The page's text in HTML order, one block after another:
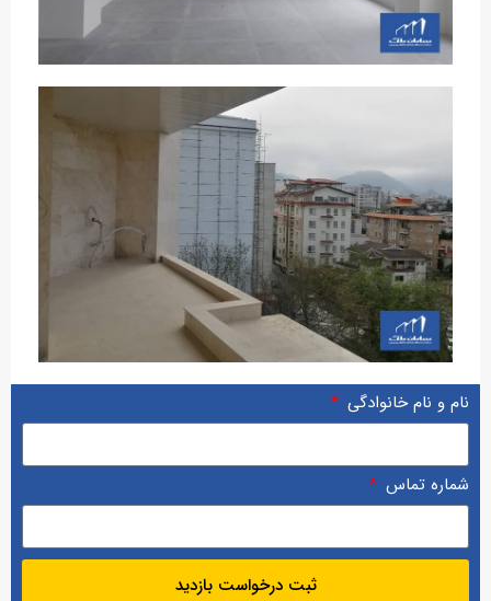
نام و نام خانوادگی
شماره تماس
ثبت درخواست بازدید